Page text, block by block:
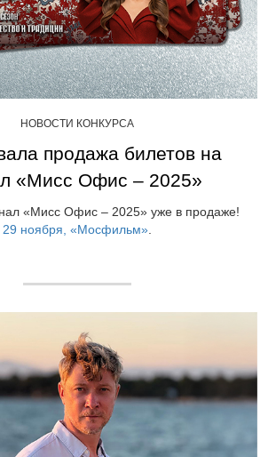
НОВОСТИ КОНКУРСА
продажа билетов на
«Мисс Офис – 2025»
«Мисс Офис – 2025» уже в продаже!
29 ноября, «Мосфильм»